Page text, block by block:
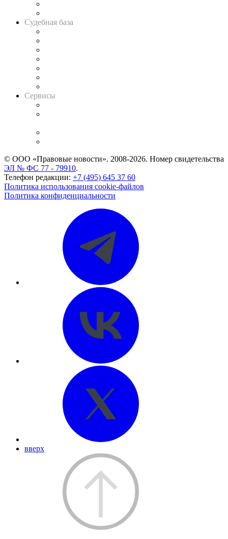
Судебная база
Сервисы
© ООО «Правовые новости». 2008-2026. Номер свидетельства
ЭЛ № ФС 77 - 79910.
Телефон редакции: +7 (495) 645 37 60
Политика использования cookie-файлов
Политика конфиденциальности
вверх